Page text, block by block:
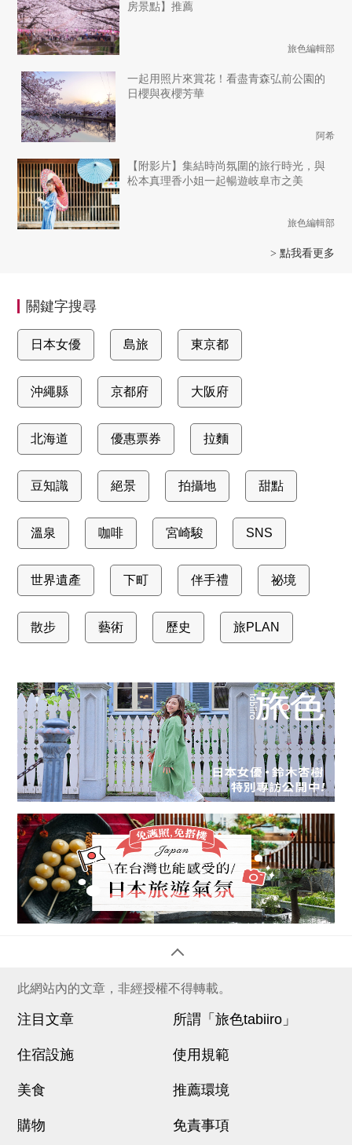
房景點】推薦
旅色編輯部
一起用照片來賞花！看盡青森弘前公園的
日櫻與夜櫻芳華
阿希
【附影片】集結時尚氛圍的旅行時光，與
松本真理香小姐一起暢遊岐阜市之美
旅色編輯部
> 點我看更多
關鍵字搜尋
日本女優 島旅 東京都
沖繩縣 京都府 大阪府
北海道 優惠票券 拉麵
豆知識 絕景 拍攝地 甜點
溫泉 咖啡 宮崎駿 SNS
世界遺產 下町 伴手禮 祕境
散步 藝術 歷史 旅PLAN
此網站內的文章，非經授權不得轉載。
注目文章
住宿設施
美食
購物
所謂「旅色tabiiro」
使用規範
推薦環境
免責事項